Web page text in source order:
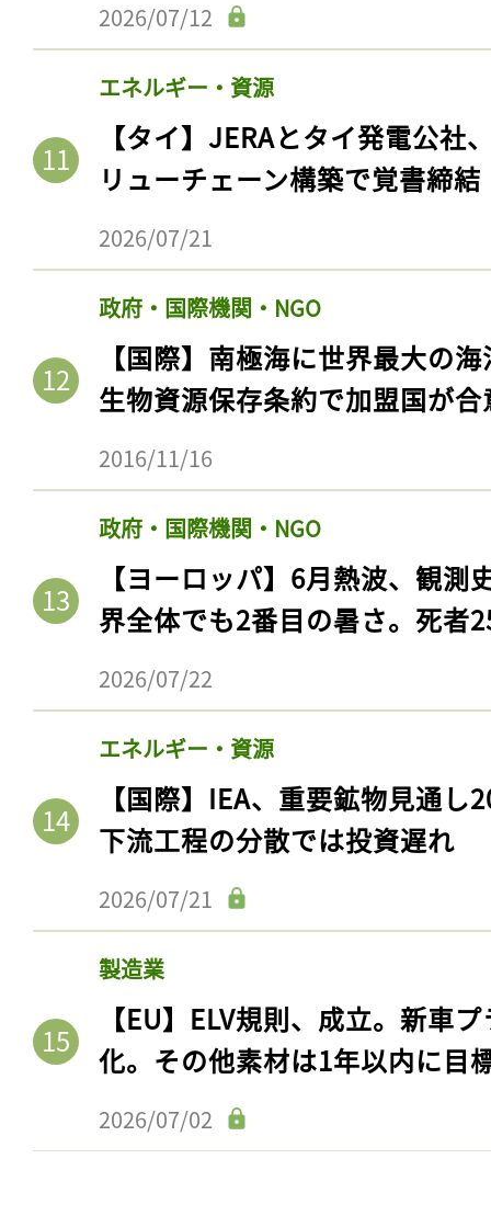
2026/07/12
エネルギー・資源
【タイ】JERAとタイ発電公社
リューチェーン構築で覚書締結
2026/07/21
政府・国際機関・NGO
【国際】南極海に世界最大の
生物資源保存条約で加盟国が合
2016/11/16
政府・国際機関・NGO
【ヨーロッパ】6月熱波、観
界全体でも2番目の暑さ。死者
2026/07/22
エネルギー・資源
【国際】IEA、重要鉱物見通
下流工程の分散では投資遅れ
2026/07/21
製造業
【EU】ELV規則、成立。新車
化。その他素材は1年以内に目
2026/07/02
記事をお気に入りに
ログインが必
会員登録